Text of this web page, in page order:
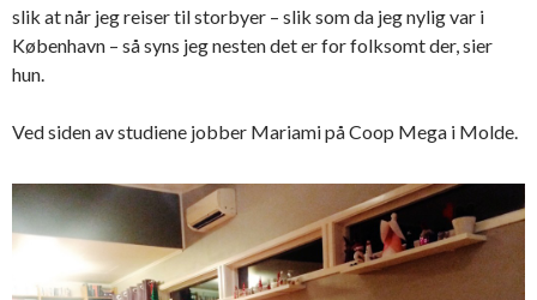
slik at når jeg reiser til storbyer – slik som da jeg nylig var i
København – så syns jeg nesten det er for folksomt der, sier
hun.
Ved siden av studiene jobber Mariami på Coop Mega i Molde.